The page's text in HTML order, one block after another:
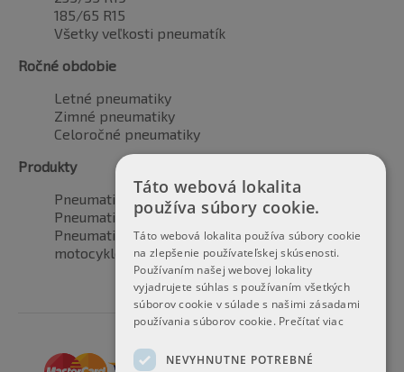
185/65 R15
Všetky veľkosti pneumatík
Ročné obdobie
Letné pneumatiky
Zimné pneumatiky
Celoročné pneumatiky
Produkty
Pneumatiky pre automobily
Pneumatiky pre SUV / 4x4
Pneumatiky pre dodávku
motocyklové pneumatiky
Táto webová lokalita
používa súbory cookie.
Táto webová lokalita používa súbory cookie
na zlepšenie používateľskej skúsenosti.
Používaním našej webovej lokality
vyjadrujete súhlas s používaním všetkých
súborov cookie v súlade s našimi zásadami
používania súborov cookie. Prečítať viac
NEVYHNUTNE POTREBNÉ